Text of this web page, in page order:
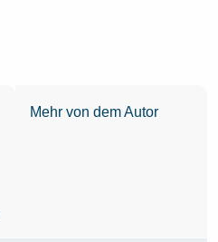
Mehr von dem Autor